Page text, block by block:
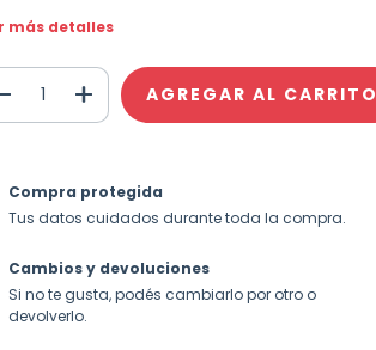
más detalles
Compra protegida
Tus datos cuidados durante toda la compra.
Cambios y devoluciones
Si no te gusta, podés cambiarlo por otro o
devolverlo.